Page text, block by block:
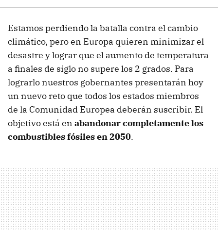
Estamos perdiendo la batalla contra el cambio
climático, pero en Europa quieren minimizar el
desastre y lograr que el aumento de temperatura
a finales de siglo no supere los 2 grados. Para
lograrlo nuestros gobernantes presentarán hoy
un nuevo reto que todos los estados miembros
de la Comunidad Europea deberán suscribir. El
objetivo está en abandonar completamente los
combustibles fósiles en 2050.